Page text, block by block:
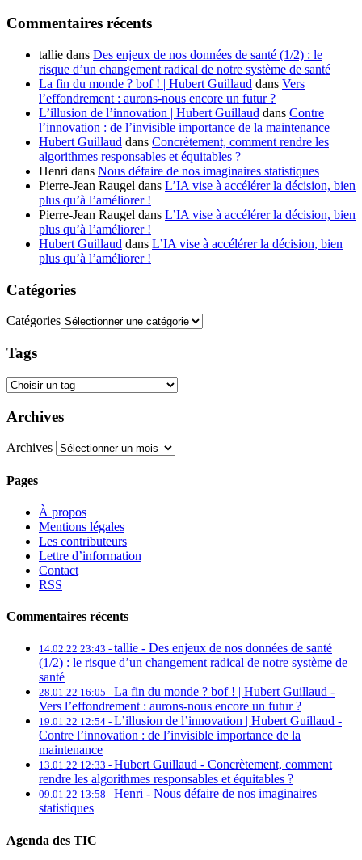
Commentaires récents
tallie dans Des enjeux de nos données de santé (1/2) : le
risque d’un changement radical de notre système de santé
La fin du monde ? bof ! | Hubert Guillaud dans Vers
l’effondrement : aurons-nous encore un futur ?
L’illusion de l’innovation | Hubert Guillaud dans Contre
l’innovation : de l’invisible importance de la maintenance
Hubert Guillaud dans Concrètement, comment rendre les
algorithmes responsables et équitables ?
Henri dans Nous défaire de nos imaginaires statistiques
Pierre-Jean Raugel dans L’IA vise à accélérer la décision, bien
plus qu’à l’améliorer !
Pierre-Jean Raugel dans L’IA vise à accélérer la décision, bien
plus qu’à l’améliorer !
Hubert Guillaud dans L’IA vise à accélérer la décision, bien
plus qu’à l’améliorer !
Catégories
Catégories
Tags
Archives
Archives
Pages
À propos
Mentions légales
Les contributeurs
Lettre d’information
Contact
RSS
Commentaires récents
14.02.22 23:43 - tallie - Des enjeux de nos données de santé
(1/2) : le risque d’un changement radical de notre système de
santé
28.01.22 16:05 - La fin du monde ? bof ! | Hubert Guillaud -
Vers l’effondrement : aurons-nous encore un futur ?
19.01.22 12:54 - L’illusion de l’innovation | Hubert Guillaud -
Contre l’innovation : de l’invisible importance de la
maintenance
13.01.22 12:33 - Hubert Guillaud - Concrètement, comment
rendre les algorithmes responsables et équitables ?
09.01.22 13:58 - Henri - Nous défaire de nos imaginaires
statistiques
Agenda des TIC